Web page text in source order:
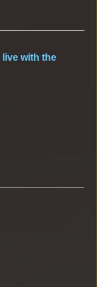
with the